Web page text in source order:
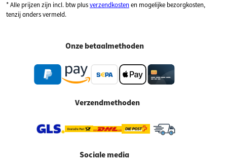
* Alle prijzen zijn incl. btw plusverzendkostenen mogelijke bezorgkosten,
tenzij anders vermeld.
Onze betaalmethoden
Verzendmethoden
Sociale media